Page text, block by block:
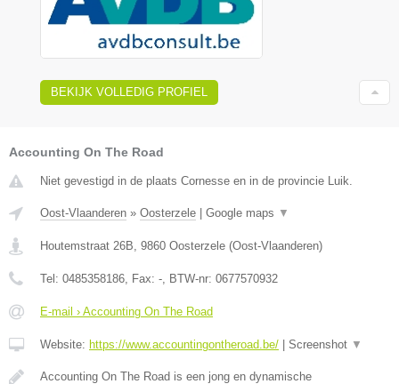
BEKIJK VOLLEDIG PROFIEL
Accounting On The Road
Niet gevestigd in de plaats Cornesse en in de provincie Luik.
Oost-Vlaanderen » Oosterzele Google maps ▼
Houtemstraat 26B 9860 Oosterzele (Oost-Vlaanderen)
Tel: 0485358186 , Fax: - , BTW-nr: 0677570932
E-mail › Accounting On The Road
Website: https://www.accountingontheroad.be/ Screenshot ▼
Accounting On The Road is een jong en dynamische